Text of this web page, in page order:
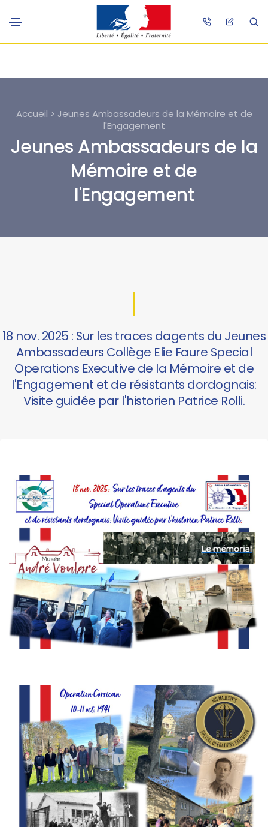
Accueil > Jeunes Ambassadeurs de la Mémoire et de
l'Engagement
Jeunes Ambassadeurs de la
Mémoire et de
l'Engagement
18 nov. 2025 : Sur les traces dagents du Jeunes
Ambassadeurs Collège Elie Faure Special
Operations Executive de la Mémoire et de
l'Engagement et de résistants dordognais:
Visite guidée par l'historien Patrice Rolli.